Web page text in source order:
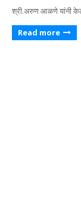
श्री.अरुण आळणे यांनी
Read more